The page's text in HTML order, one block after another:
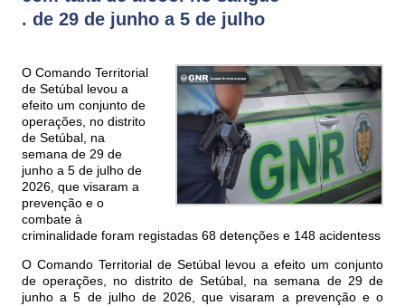
. de 29 de junho a 5 de julho
O Comando Territorial
de Setúbal levou a
efeito um conjunto de
operações, no distrito
de Setúbal, na
semana de 29 de
junho a 5 de julho de
2026, que visaram a
prevenção e o
combate à
criminalidade foram registadas 68 detenções e 148 acidentess
O Comando Territorial de Setúbal levou a efeito um conjunto
de operações, no distrito de Setúbal, na semana de 29 de
junho a 5 de julho de 2026, que visaram a prevenção e o